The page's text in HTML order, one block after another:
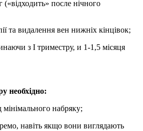
после нічного
та видалення вен нижніх кінцівок;
з I триместру, и 1-1,5 місяця
необхідно:
мінімального набряку;
навіть якщо вони виглядають